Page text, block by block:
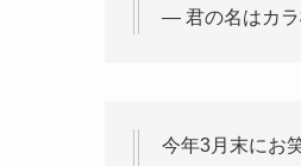
— 君の名はカラ
今年3月末にお